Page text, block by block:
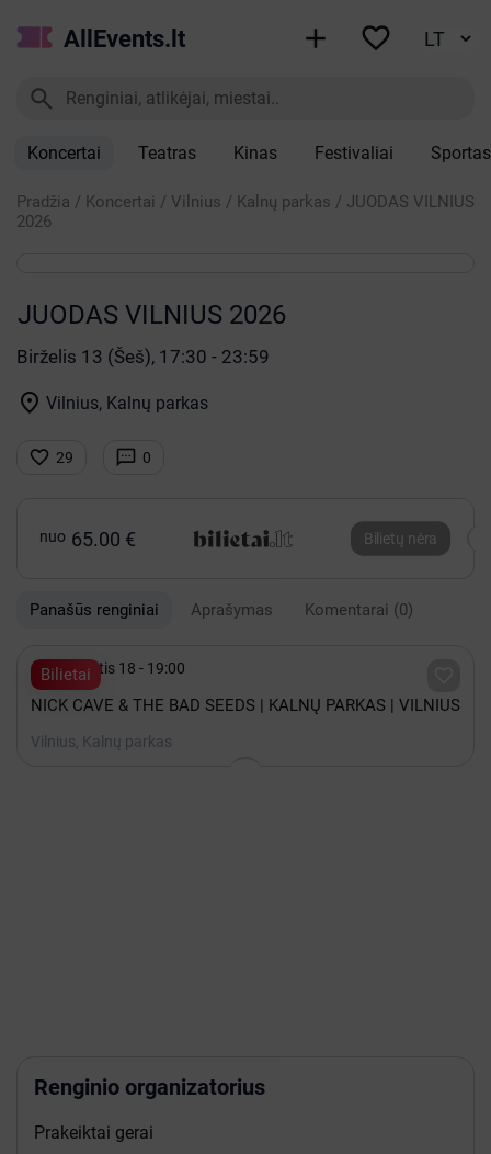
AllEvents.lt  

Koncertai Teatras Kinas Festivaliai Sportas
Pradžia / Koncertai / Vilnius / Kalnų parkas / JUODAS VILNIUS
2026
JUODAS VILNIUS 2026
Birželis 13 (Šeš), 17:30 - 23:59
 Vilnius, Kalnų parkas
 29  0
nuo 65.00 € Bilietų nėra
Panašūs renginiai Aprašymas Komentarai (0)
Bilietai
 Rugpjūtis 18 - 19:00
NICK CAVE & THE BAD SEEDS | KALNŲ PARKAS | VILNIUS
Vilnius, Kalnų parkas
Renginio organizatorius
Prakeiktai gerai